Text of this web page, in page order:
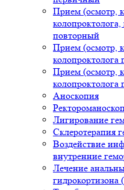
Прием (осмотр,
повторный
Прием (осмотр,
Прием (осмотр,
колопроктолога
Аноскопия
Лигирование
Склеротерапия
Воздействие
внутренние
Лечение
гидрокортизона